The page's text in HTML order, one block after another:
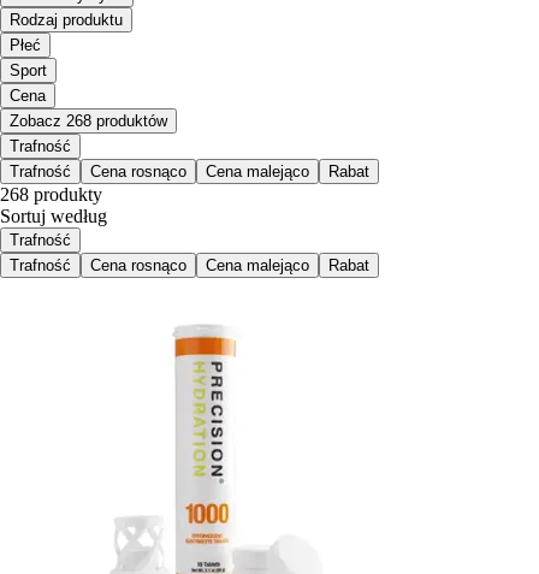
Rodzaj produktu
Płeć
Sport
Cena
Zobacz 268 produktów
Trafność
Trafność
Cena rosnąco Cena malejąco Rabat
268 produkty
Sortuj według
Trafność
Trafność
Cena rosnąco Cena malejąco Rabat